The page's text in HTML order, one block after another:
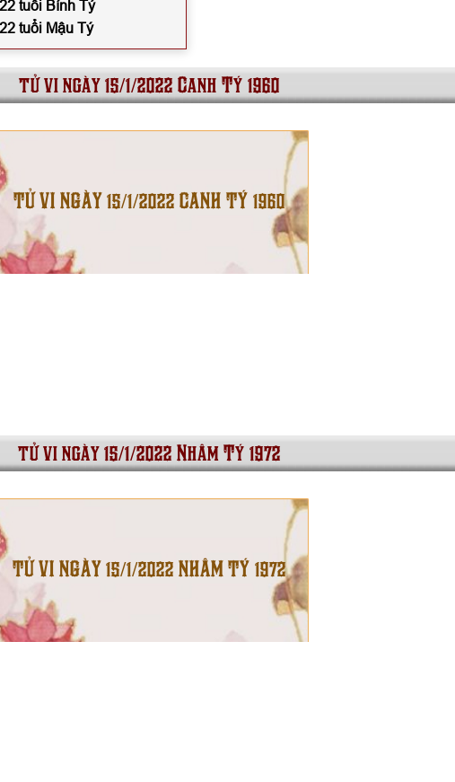
tuổi Bính Tý
tuổi Mậu Tý
tử vi ngày 15/1/2022 Canh Tý 1960
TỬ VI NGÀY 15/1/2022 CANH TÝ 1960
tử vi ngày 15/1/2022 Nhâm Tý 1972
TỬ VI NGÀY 15/1/2022 NHÂM TÝ 1972